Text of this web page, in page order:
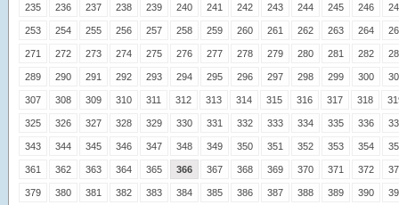
235 236 237 238 239 240 241 242 243 244 245 246
253 254 255 256 257 258 259 260 261 262 263 264
271 272 273 274 275 276 277 278 279 280 281 282
289 290 291 292 293 294 295 296 297 298 299 300
307 308 309 310 311 312 313 314 315 316 317 318
325 326 327 328 329 330 331 332 333 334 335 336
343 344 345 346 347 348 349 350 351 352 353 354
361 362 363 364 365 366 367 368 369 370 371 372
379 380 381 382 383 384 385 386 387 388 389 390